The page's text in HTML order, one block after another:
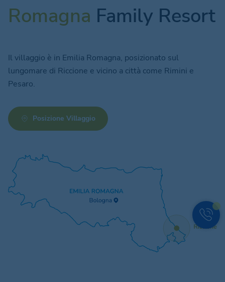
Romagna Family Resort
Il villaggio è in Emilia Romagna, posizionato sul
lungomare di Riccione e vicino a città come Rimini e
Pesaro.
Posizione Villaggio